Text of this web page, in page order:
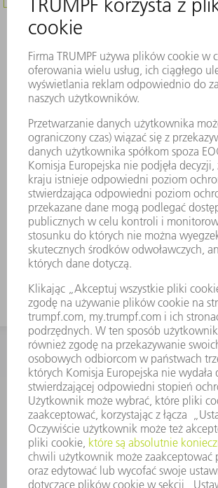
KONTAKT
Dział Części Zamiennych i
48225753936
8.00 - 17.00
czesci.zamienne@trumpf.com